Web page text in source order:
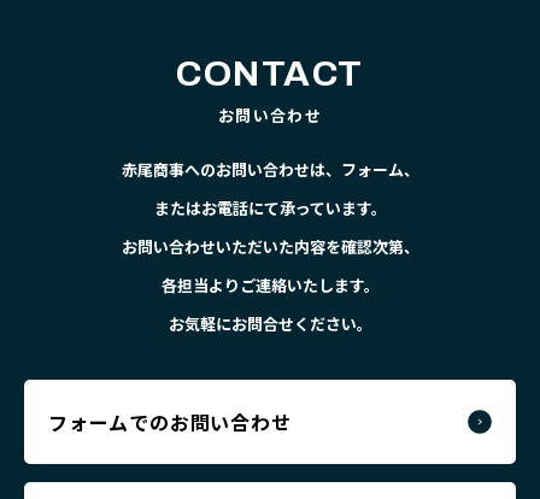
CONTACT
お問い合わせ
赤尾商事へのお問い合わせは、フォーム、
またはお電話にて承っています。
お問い合わせいただいた内容を確認次第、
各担当よりご連絡いたします。
お気軽にお問合せください。
フォームでのお問い合わせ